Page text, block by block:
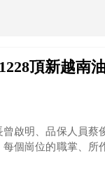
頂新越南
啟明、品保人員蔡
個崗位的職掌、所